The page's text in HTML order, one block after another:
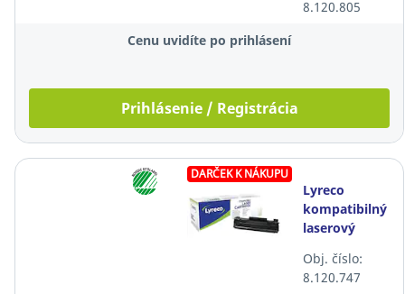
čierny, 2 kusy
8.120.805
Cenu uvidíte po prihlásení
Prihlásenie / Registrácia
DARČEK K NÁKUPU
Lyreco
kompatibilný
laserový
(CF283X),
čierny
Obj. číslo:
8.120.747